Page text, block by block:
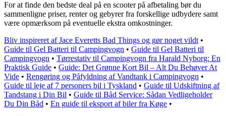
For at finde den bedste deal på en scooter på afbetaling bør du
sammenligne priser, renter og gebyrer fra forskellige udbydere samt
være opmærksom på eventuelle ekstra omkostninger.
Bliv inspireret af Jace Everetts Bad Things og gør noget vildt •
Guide til Gel Batteri til Campingvogn • Guide til Gel Batteri til
Campingvogn • Tørrestativ til Campingvogn fra Harald Nyborg: En
Praktisk Guide • Guide: Det Grønne Kort Bil – Alt Du Behøver At
Vide • Rengøring og Påfyldning af Vandtank i Campingvogn •
Guide til leje af 7 personers bil i Tyskland • Guide til Udskiftning af
Tandstang i Din Bil • Guide til Båd Service: Sådan Vedligeholder
Du Din Båd • En guide til eksport af biler fra Køge •